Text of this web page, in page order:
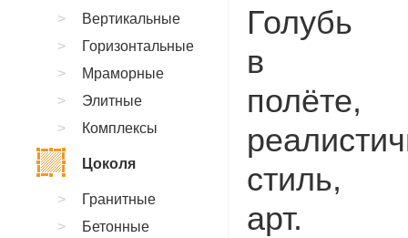
Голубь
в
полёте,
стиль,
арт.
Вертикальные
Горизонтальные
Мраморные
Элитные
Комплексы
Цоколя
Гранитные
Бетонные